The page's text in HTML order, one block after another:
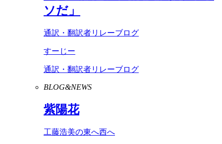
ソだ」
通訳・翻訳者リレーブログ
すーじー
通訳・翻訳者リレーブログ
BLOG&NEWS
紫陽花
工藤浩美の東へ西へ